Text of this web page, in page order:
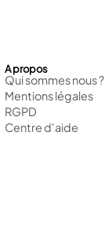
A propos
Qui sommes nous ?
Mentions légales
RGPD
Centre d'aide